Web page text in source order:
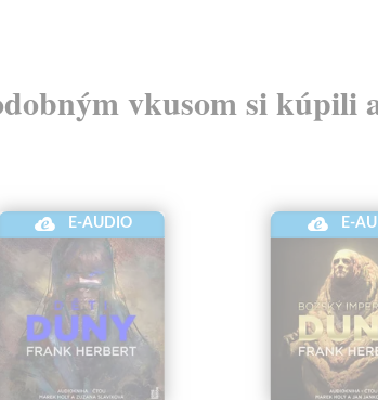
vkusom si kúpili
E-AUDIO E-